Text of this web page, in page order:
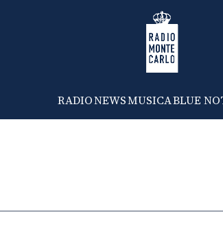
Radio
RADIONEWSMUSICABLUE